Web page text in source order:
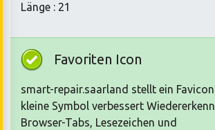
Länge : 21
Favoriten Icon
smart-repair.saarland stellt ein
kleine Symbol verbessert
Browser-Tabs, Lesezeichen und